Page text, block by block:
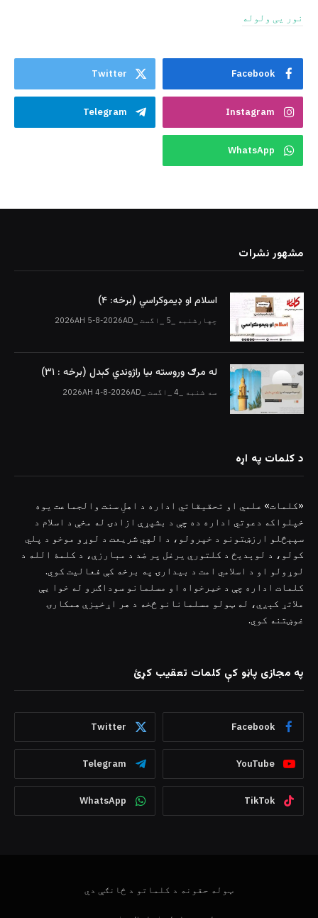
نور یی ولوله
Facebook
Twitter
Instagram
Telegram
WhatsApp
مشهور نشرات
اسلام او ډیموکراسي (برخه: ۴)
چهارشنبه _5 _اگست _2026AH 5-8-2026AD
له مرګ وروسته بیا راژوندي کېدل (برخه : ۳۱)
سه شنبه _4 _اگست _2026AH 4-8-2026AD
د کلمات په اړه
«کلمات» علمي او تحقیقاتي اداره د اهلِ سنت والجماعت یوه
خپلواکه دعوتي اداره ده چې د بشپړې ازادۍ له مخې د اسلام د
سپېڅلو ارزښتونو د خپرولو، د الهي شریعت د لوړو موخو د پلي
کولو، د لوېدیځ د کلتوري یرغل پر ضد د مبارزې، د کلمۀ الله د
لوړولو او د اسلامي امت د بیدارۍ په برخه کې فعالیت کوي.
کلمات اداره چې د خیرخواه او مسلمانو سوداګرو له خوا یې
ملاتړ کېږي، له ټولو مسلمانانو څخه د هر اړخیزې همکارۍ
غوښتنه کوي.
په مجازی پاڼو کې کلمات تعقیب کړئ
Facebook
Twitter
YouTube
Telegram
TikTok
WhatsApp
ټوله حقونه د کلماتو د څانګې دي